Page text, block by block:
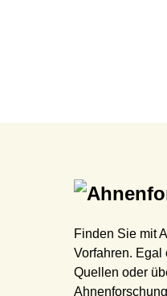
Finden Sie mit
Vorfahren. Egal
Quellen oder